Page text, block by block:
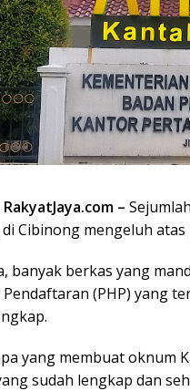
RakyatJaya.com –
Cibinong mengeluh
banyak berkas yang
Pendaftaran (PHP) yang
yang membuat oknum
sudah lengkap dan